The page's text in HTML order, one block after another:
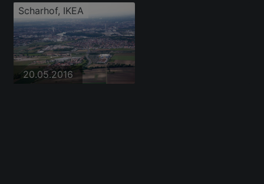
Scharhof, IKEA
20.05.2016